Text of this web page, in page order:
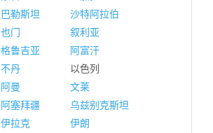
巴勒斯坦
沙特阿拉伯
也门
叙利亚
格鲁吉亚
阿富汗
不丹
以色列
阿曼
文莱
阿塞拜疆
乌兹别克斯坦
伊拉克
伊朗